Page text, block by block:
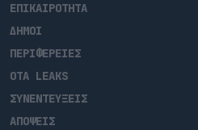
ΕΠΙΚΑΙΡΟΤΗΤΑ
ΔΗΜΟΙ
ΠΕΡΙΦΕΡΕΙΕΣ
OTA LEAKS
ΣΥΝΕΝΤΕΥΞΕΙΣ
ΑΠΟΨΕΙΣ